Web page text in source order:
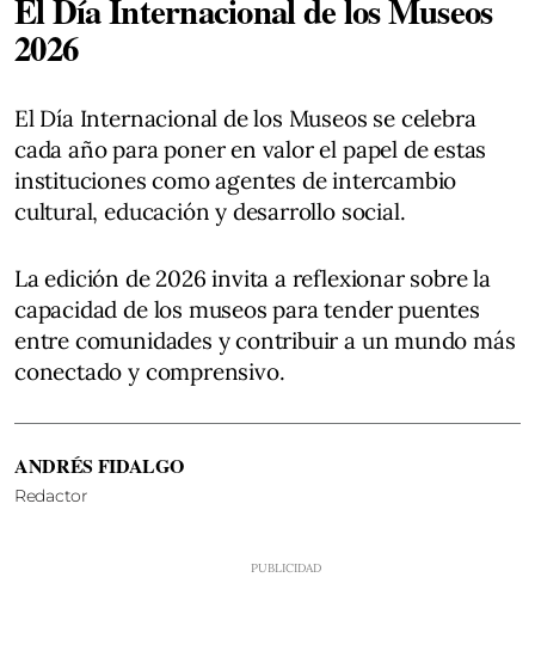
El Día Internacional de los Museos
2026
El Día Internacional de los Museos se celebra
cada año para poner en valor el papel de estas
instituciones como agentes de intercambio
cultural, educación y desarrollo social.
La edición de 2026 invita a reflexionar sobre la
capacidad de los museos para tender puentes
entre comunidades y contribuir a un mundo más
conectado y comprensivo.
ANDRÉS FIDALGO
Redactor